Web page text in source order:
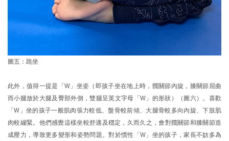
圖五：跪坐
此外，值得一提是「W」坐姿（即孩子坐在地上時，髖關節內旋，膝關節屈曲
而小腿放於大腿及臀部外側，雙腿呈英文字母「W」的形狀）（圖六）。喜歡
「W」坐的孩子一般肌肉張力較低、盤骨較前傾、大腿骨較多向內旋、下肢肌
肉較繃緊。他們感覺這樣坐較舒適及穩定，久而久之，會對髖關節和膝關節造
成壓力，導致更多變形和姿勢問題。對於慣性「W」坐的孩子，家長不妨多為